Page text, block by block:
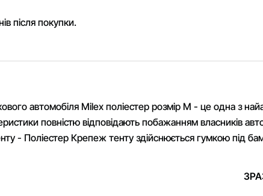
автомобіля Milex поліестер розмір M - це одна з
повністю відповідають побажанням власників
- Поліестер Крепеж тенту здійснюється гумкою під
після покупки.